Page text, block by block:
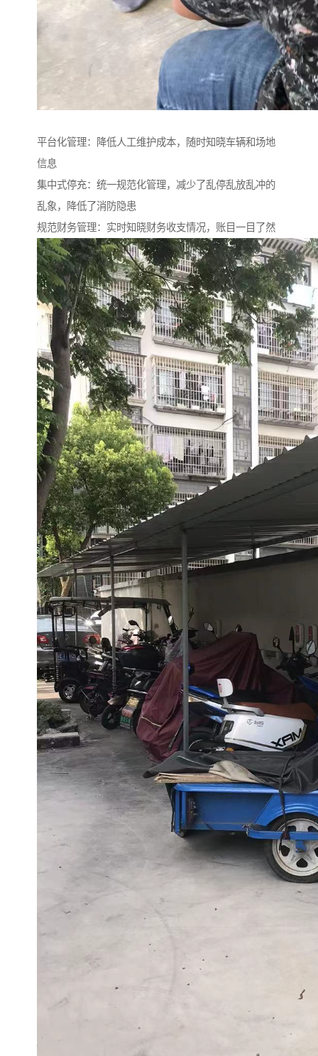
平台化管理：降低人工维护成本，随时知晓车辆和场地
信息
集中式停充：统一规范化管理，减少了乱停乱放乱冲的
乱象，降低了消防隐患
规范财务管理：实时知晓财务收支情况，账目一目了然